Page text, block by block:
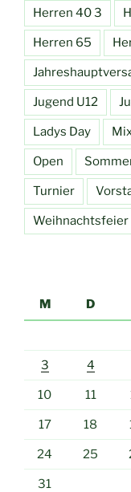
Herren 40 3
Herren 65
Jugend U12
Ladys Day
Open
Turnier
Weihnachtsfeier
M
D
3 4
10 11
17 18
24 25
31